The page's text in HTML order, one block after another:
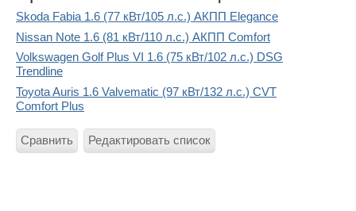
Skoda Fabia 1.6 (77 кВт/105 л.с.) АКПП Elegance
Nissan Note 1.6 (81 кВт/110 л.с.) АКПП Comfort
Volkswagen Golf Plus VI 1.6 (75 кВт/102 л.с.) DSG
Trendline
Toyota Auris 1.6 Valvematic (97 кВт/132 л.с.) CVT
Comfort Plus
Сравнить Редактировать список